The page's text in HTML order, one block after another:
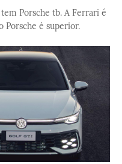
Porsche tb. A Ferrari é
Porsche é superior.